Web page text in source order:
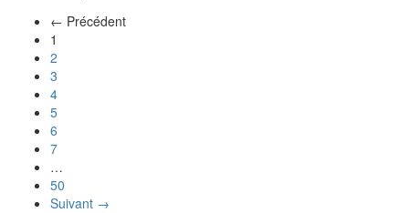
← Précédent
1
2
3
4
5
6
7
…
50
Suivant →